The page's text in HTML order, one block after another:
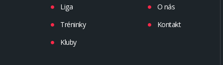
Liga
Tréninky
Kluby
O nás
Kontakt